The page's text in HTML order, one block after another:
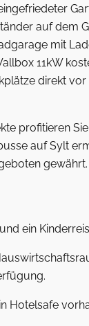
auf dem
mit
11kW
direkt vor
profitieren
auf Sylt
gewährt.
ein
Hotelsafe